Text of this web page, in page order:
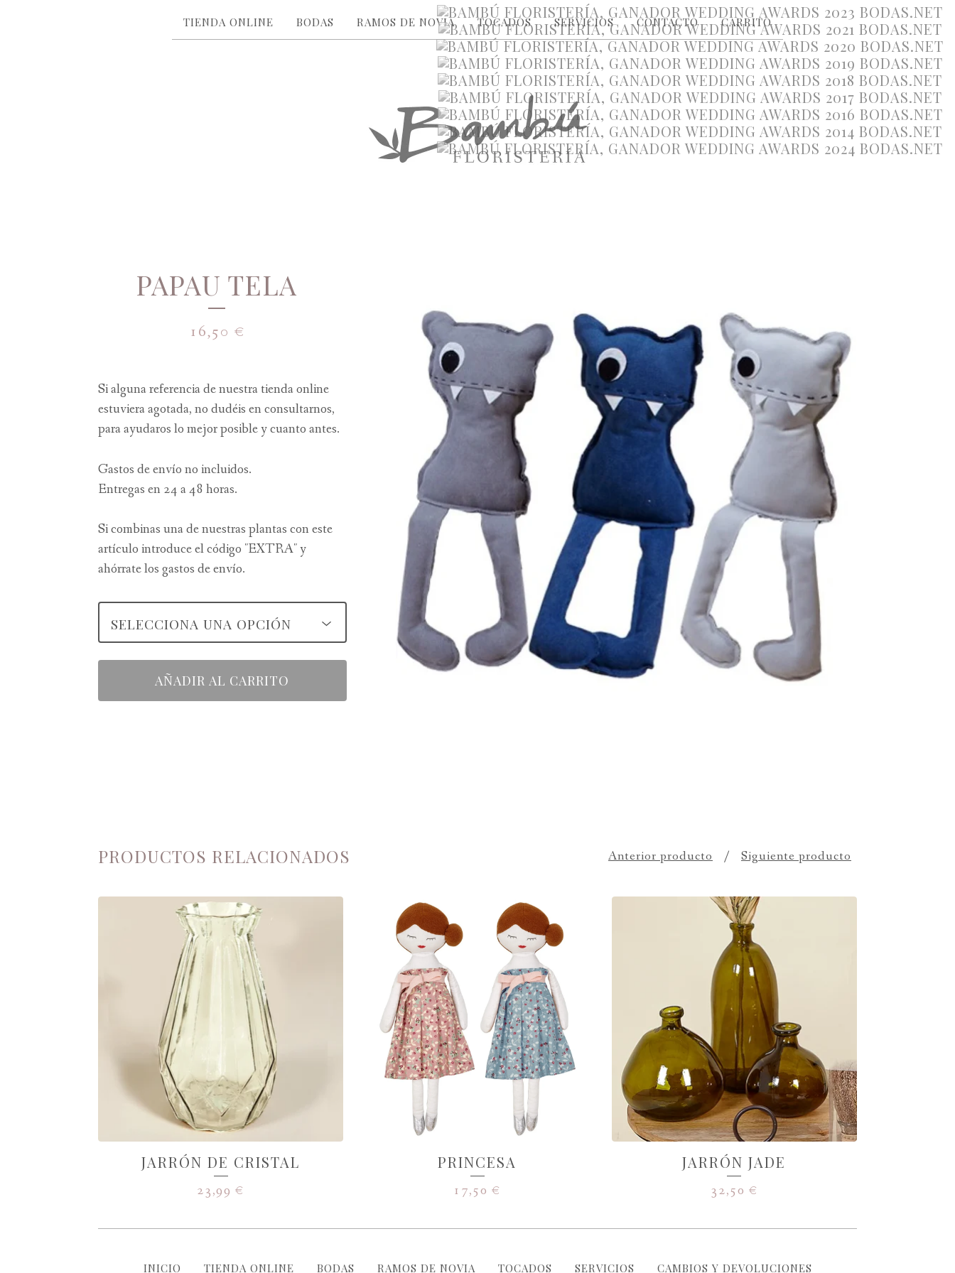
TIENDA ONLINE BODAS RAMOS DE NOVIA TOCADOS SERVICIOS CONTACTO CARRITO
PAPAU TELA
16,50 €
Si alguna referencia de nuestra tienda online
estuviera agotada, no dudéis en consultarnos,
para ayudaros lo mejor posible y cuanto antes.
Gastos de envío no incluidos.
Entregas en 24 a 48 horas.
Si combinas una de nuestras plantas con este
artículo introduce el código "EXTRA" y
ahórrate los gastos de envío.
AÑADIR AL CARRITO
PRODUCTOS RELACIONADOS Anterior producto Siguiente producto
JARRÓN DE CRISTAL
23,99€
PRINCESA
17,50€
JARRÓN JADE
32,50 €
INICIO TIENDA ONLINE BODAS RAMOS DE NOVIA TOCADOS SERVICIOS CAMBIOS Y DEVOLUCIONES